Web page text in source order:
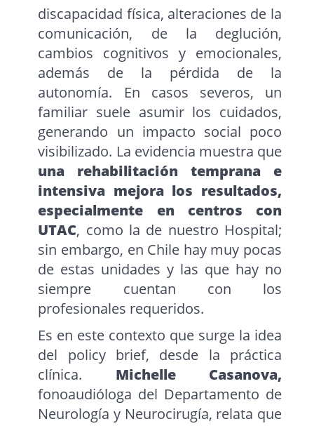
discapacidad física, alteraciones de la
comunicación, de la deglución,
cambios cognitivos y emocionales,
además de la pérdida de la
autonomía. En casos severos, un
familiar suele asumir los cuidados,
generando un impacto social poco
visibilizado. La evidencia muestra que
una rehabilitación temprana e
intensiva mejora los resultados,
especialmente en centros con
UTAC, como la de nuestro Hospital;
sin embargo, en Chile hay muy pocas
de estas unidades y las que hay no
siempre cuentan con los
profesionales requeridos.
Es en este contexto que surge la idea
del policy brief, desde la práctica
clínica. Michelle Casanova,
fonoaudióloga del Departamento de
Neurología y Neurocirugía, relata que